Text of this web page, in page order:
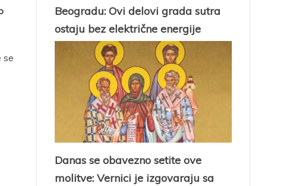
se
Beogradu: Ovi delovi grada sutra
ostaju bez električne energije
Danas se obavezno setite ove
molitve: Vernici je izgovaraju sa